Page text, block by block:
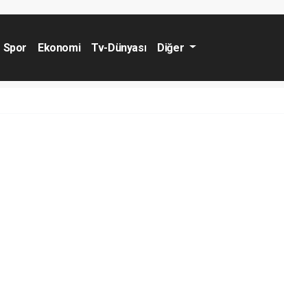
Spor Ekonomi Tv-Dünyası Diğer